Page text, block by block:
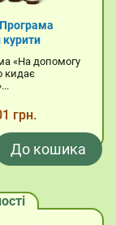
курити
«На допомогу
кидає
грн.
До кошика